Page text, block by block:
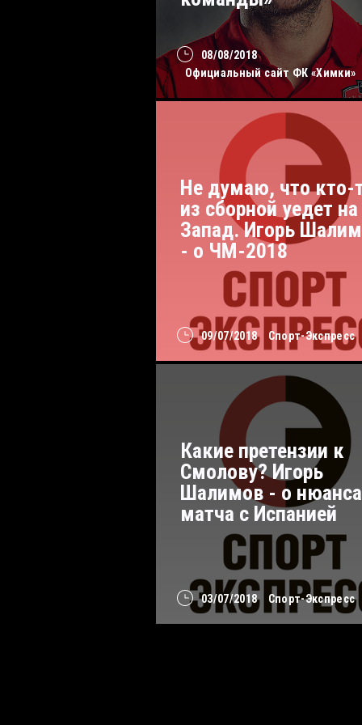
08/08/2018
Официальный сайт ФК «Химки»
09/07/2018 Спорт-Экспресс
Не думаю, что кто-
из сборной уедет на
Запад. Игорь
- о ЧМ-2018
03/07/2018 Спорт-Экспресс
Какие претензии к
Смолову? Игорь
Шалимов - о
матча с Испанией